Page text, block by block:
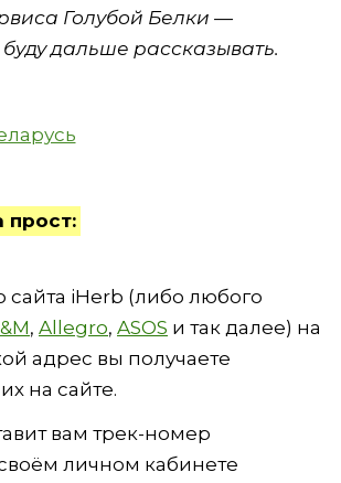
Голубой Белки —
дальше рассказывать.
прост:
сайта iHerb (либо любого
, Allegro, ASOS и так далее) на
адрес вы получаете
на сайте.
вам трек-номер
личном кабинете